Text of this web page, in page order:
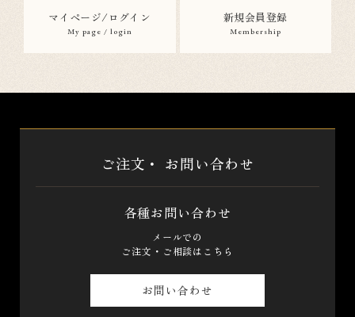
マイページ/ログイン
My page / login
新規会員登録
Membership
ご注文・ お問い合わせ
各種お問い合わせ
メールでの
ご注文・ご相談はこちら
お問い合わせ